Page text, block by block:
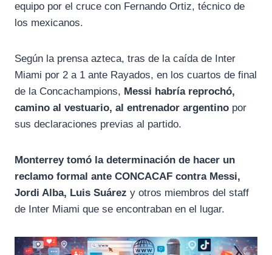
equipo por el cruce con Fernando Ortiz, técnico de
los mexicanos.
Según la prensa azteca, tras de la caída de Inter
Miami por 2 a 1 ante Rayados, en los cuartos de final
de la Concachampions, Messi habría reprochó,
camino al vestuario, al entrenador argentino por
sus declaraciones previas al partido.
Monterrey tomó la determinación de hacer un
reclamo formal ante CONCACAF contra Messi,
Jordi Alba, Luis Suárez y otros miembros del staff
de Inter Miami que se encontraban en el lugar.